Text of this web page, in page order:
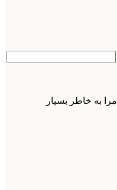
مرا به خاطر بسپار